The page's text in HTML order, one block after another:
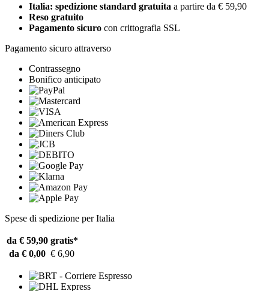
Italia: spedizione standard gratuita a partire da € 59,90
Reso gratuito
Pagamento sicuro con crittografia SSL
Pagamento sicuro attraverso
Contrassegno
Bonifico anticipato
Spese di spedizione per Italia
da € 59,90 gratis*
da € 0,00 € 6,90